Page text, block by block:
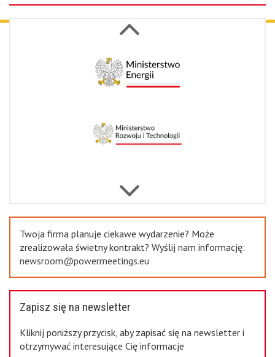
Twoja firma planuje ciekawe wydarzenie? Może
zrealizowała świetny kontrakt? Wyślij nam informację:
newsroom@powermeetings.eu
Zapisz się na newsletter
Kliknij poniższy przycisk, aby zapisać się na newsletter i
otrzymywać interesujące Cię informacje